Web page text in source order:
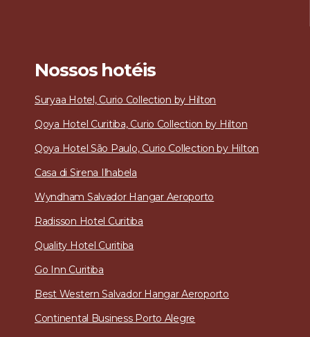
Nossos hotéis
Suryaa Hotel, Curio Collection by Hilton
Qoya Hotel Curitiba, Curio Collection by Hilton
Qoya Hotel São Paulo, Curio Collection by Hilton
Casa di Sirena Ilhabela
Wyndham Salvador Hangar Aeroporto
Radisson Hotel Curitiba
Quality Hotel Curitiba
Go Inn Curitiba
Best Western Salvador Hangar Aeroporto
Continental Business Porto Alegre